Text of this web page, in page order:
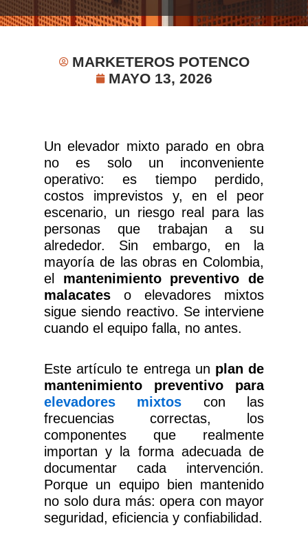
MARKETEROS POTENCO
MAYO 13, 2026
Un elevador mixto parado en obra
no es solo un inconveniente
operativo: es tiempo perdido,
costos imprevistos y, en el peor
escenario, un riesgo real para las
personas que trabajan a su
alrededor. Sin embargo, en la
mayoría de las obras en Colombia,
el mantenimiento preventivo de
malacates o elevadores mixtos
sigue siendo reactivo. Se interviene
cuando el equipo falla, no antes.
Este artículo te entrega un plan de
mantenimiento preventivo para
elevadores mixtos con las
frecuencias correctas, los
componentes que realmente
importan y la forma adecuada de
documentar cada intervención.
Porque un equipo bien mantenido
no solo dura más: opera con mayor
seguridad, eficiencia y confiabilidad.